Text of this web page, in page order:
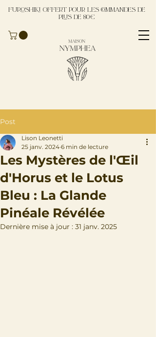
Furoshiki offert pour les commandes de
plus de 80€
Post
Les Mystères de l'Œil
d'Horus et le Lotus
Bleu : La Glande
Pinéale Révélée
Lison Leonetti
25 janv. 2024 6 min de lecture
Dernière mise à jour : 31 janv. 2025